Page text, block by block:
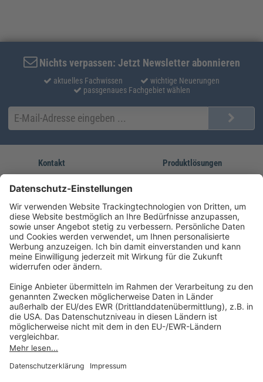
Nichts verpassen: Jetzt Newsletter abonnieren
aktuelles Fachwissen
wichtige Neuerungen
passgenaues Fachgebiet wählen
Kontakt
service@forum-verlag.com
Mo-Do 07:30 - 17:00 Uhr
Fr 07:30 - 15:00 Uhr
Produktlösungen
Unsere Marken
Folgen Sie uns
Impressum
Datenschutz